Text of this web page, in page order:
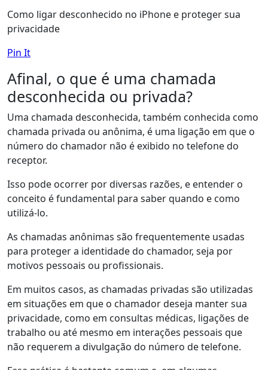
Como ligar desconhecido no iPhone e proteger sua
privacidade
Pin It
Afinal, o que é uma chamada
desconhecida ou privada?
Uma chamada desconhecida, também conhecida como
chamada privada ou anônima, é uma ligação em que o
número do chamador não é exibido no telefone do
receptor.
Isso pode ocorrer por diversas razões, e entender o
conceito é fundamental para saber quando e como
utilizá-lo.
As chamadas anônimas são frequentemente usadas
para proteger a identidade do chamador, seja por
motivos pessoais ou profissionais.
Em muitos casos, as chamadas privadas são utilizadas
em situações em que o chamador deseja manter sua
privacidade, como em consultas médicas, ligações de
trabalho ou até mesmo em interações pessoais que
não requerem a divulgação do número de telefone.